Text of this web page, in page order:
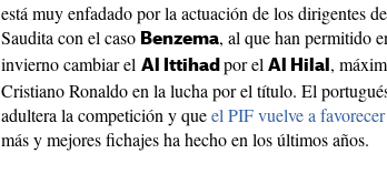
está muy enfadado por la actuación de los dirigentes
Saudita con el caso Benzema, al que han permitido
invierno cambiar el Al Ittihad por el Al Hilal ,
Cristiano Ronaldo en la lucha por el título. El
adultera la competición y queel PIF vuelve a
más y mejores fichajes ha hecho en los últimos años.